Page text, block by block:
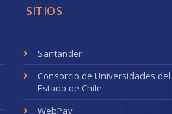
SITIOS
Santander
Consorcio de Universidades del
Estado de Chile
WebPay